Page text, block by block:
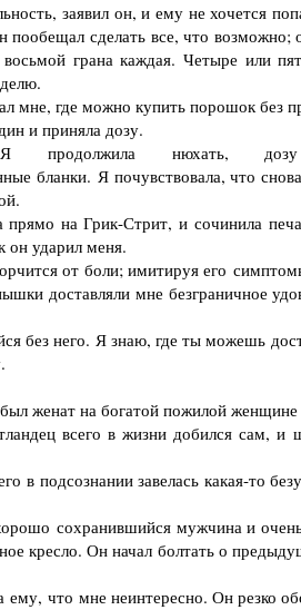
заявил он, и ему не хочется
сделать все, что возможно;
грана каждая. Четыре или
мне, где можно купить порошок без
и приняла дозу.
нюхать,
бланки. Я почувствовала, что
на Грик-Стрит, и сочинила
он ударил меня.
от боли; имитируя его
доставляли мне безграничное
него. Я знаю, где ты можешь
женат на богатой пожилой женщине
всего в жизни добился сам, и
подсознании завелась какая-то
сохранившийся мужчина и
кресло. Он начал болтать о
что мне неинтересно. Он резко